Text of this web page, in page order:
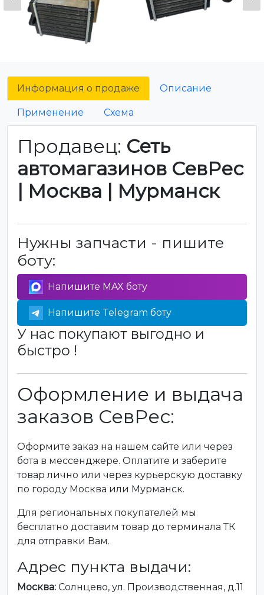
Информация о продаже Описание
Применение Схема
Продавец: Сеть
автомагазинов СевРес
| Москва | Мурманск
Нужны запчасти - пишите
боту:
Напишите MAX боту
Напишите Telegram боту
У нас покупают выгодно и
быстро !
Оформление и выдача
заказов СевРес:
Оформите заказ на нашем сайте или через
бота в мессенджере. Оплатите и заберите
товар лично или через курьерскую доставку
по городу Москва или Мурманск.
Для региональных покупателей мы
бесплатно доставим товар до терминала ТК
для отправки Вам.
Адрес пункта выдачи:
Москва: Солнцево, ул. Производственная, д.11